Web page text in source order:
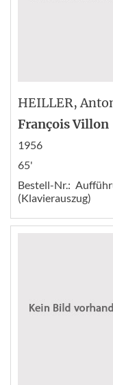
HEILLER,
François Villon
1956
65'
Bestell-Nr.:
(Klavierauszug)